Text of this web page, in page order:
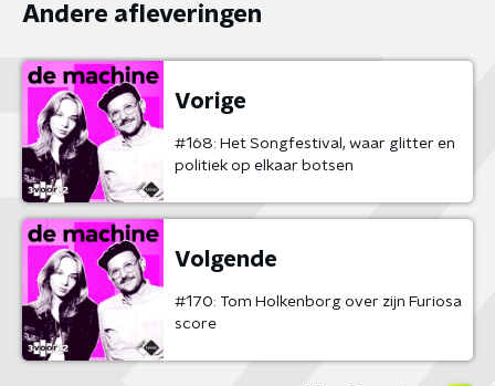
Andere afleveringen
Vorige
#168: Het Songfestival, waar glitter en
politiek op elkaar botsen
Volgende
#170: Tom Holkenborg over zijn Furiosa
score